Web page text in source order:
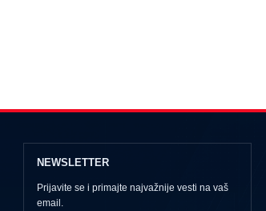
NEWSLETTER
Prijavite se i primajte najvažnije vesti na vaš
email.